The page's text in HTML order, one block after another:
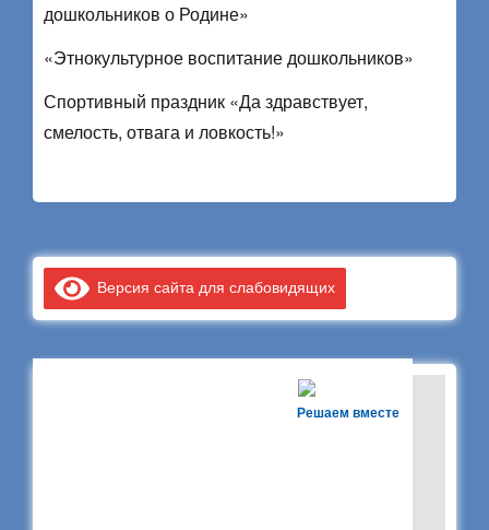
дошкольников о Родине»
«Этнокультурное воспитание дошкольников»
Спортивный праздник «Да здравствует,
смелость, отвага и ловкость!»
Версия сайта для слабовидящих
Решаем вместе